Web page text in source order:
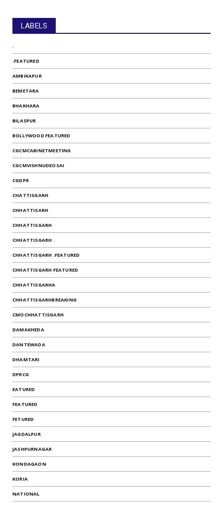
LABELS
.
.FEATURED
AMBIKAPUR
BEMETARA
BHAKHARA
BILASPUR
BOLLYWOOD FEATURED
CGCMCABINETMEETING
CGCMVISHNUDEOSAI
CGDPR
CHATTISGARH
CHHATTISARH
CHHATTISGARH
CHHATTISGARH .
CHHATTISGARH .FEATURED
CHHATTISGARH FEATURED
CHHATTISGARHA
CHHATTISGARHBREAKING
CMOCHHATTISGARH
DAMAKHEDA
DANTEWADA
DHAMTARI
DPRCG
EATURED
FEATURED
FETURED
JAGDALPUR
JASHPURNAGAR
KONDAGAON
KORIA
NATIONAL